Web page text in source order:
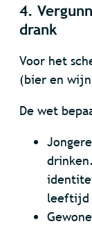
4.
drank
Voor het
(bier en
De wet
leeftijd